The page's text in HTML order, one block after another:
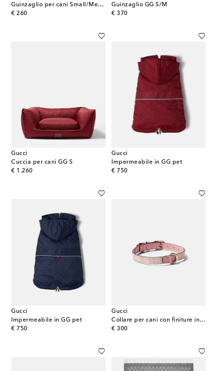
Guinzaglio per cani Small/Medium in pelle
€ 260
original price
Guinzaglio GG S/M
€ 370
original price
Gucci
Cuccia per cani GG S
€ 1.260
original price
Gucci
Impermeabile in GG pet
€ 750
original price
Gucci
Impermeabile in GG pet
€ 750
original price
Gucci
Collare per cani con finiture in pelle GG
€ 300
original price